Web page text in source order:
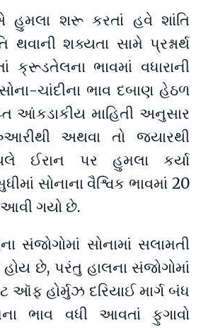
શરૂ કરતાં હવે શાંતિ
થવાની શક્યતા સામે પ્રશ્નાર્થ
ક્રૂડતેલના ભાવમાં વધારાની
ચાંદીના ભાવ દબાણ હેઠળ
આંકડાકીય માહિતી અનુસાર
અથવા તો જ્યારથી
ઈરાન પર હુમલા કર્યા
સોનાના વૈશ્વિક ભાવમાં 20
આવી ગયો છે.
સંજોગોમાં સોનામાં સલામતી
હોય છે, પરંતુ હાલના સંજોગોમાં
ઑફ હોર્મુઝ દરિયાઈ માર્ગ બંધ
ભાવ વધી આવતાં ફુગાવો